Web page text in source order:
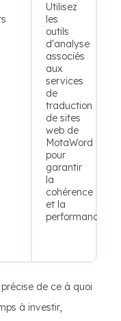
Utilisez
les
outils
d'analyse
associés
aux
services
de
traduction
de sites
web de
MotaWord
pour
garantir
la
cohérence
et la
performance.
de ce à quoi
à investir,